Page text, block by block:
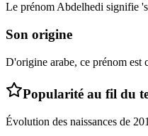
Le prénom Abdelhedi signifie
Son origine
D'origine arabe, ce prénom est
Popularité au fil du
Évolution des naissances de